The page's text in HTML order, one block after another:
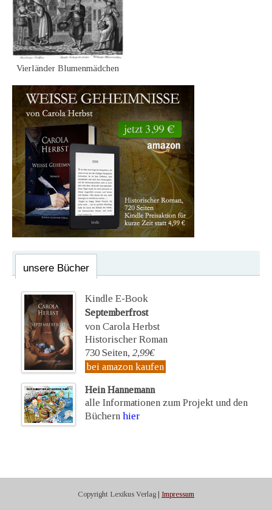
Vierländer Blumenmädchen
unsere Bücher
Kindle E-Book
Septemberfrost
von Carola Herbst
Historischer Roman
730 Seiten, 2,99€
bei amazon kaufen
Hein Hannemann
alle Informationen zum Projekt und den
Büchern hier
Copyright Lexikus Verlag | Impressum